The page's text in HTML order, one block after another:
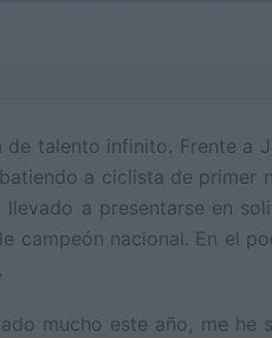
talento infinito. Frente a
a ciclista de primer
a presentarse en
campeón nacional. En el
mucho este año, me he